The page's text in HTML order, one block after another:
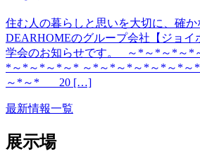
住む人の暮らしと思いを大切に、確
DEARHOMEのグループ会社【ジョイ
学会のお知らせです。 ～*～*～*～*
*～*～*～*～* ～*～*～*～*～*～*～
～*～* 20 […]
最新情報一覧
展示場